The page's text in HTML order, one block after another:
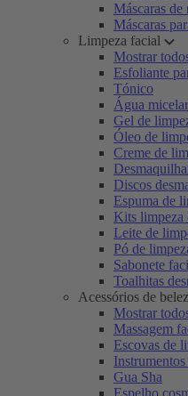
Máscaras de
Máscaras
Limpeza facial
Mostrar
Esfoliante
Tónico
Água micelar
Gel de
Óleo de
Creme de
Discos
Espuma de
Kits limpeza
Leite de
Pó de
Sabonete
Toalhitas
Acessórios de
Mostrar
Massagem
Escovas de
Gua Sha
Espelho